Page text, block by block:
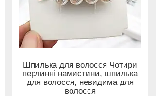
Шпилька для волосся Чотири
перлинні намистини, шпилька
для волосся, невидима для
волосся